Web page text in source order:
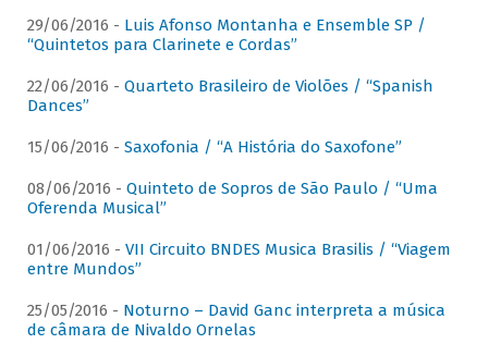
29/06/2016 - Luis Afonso Montanha e Ensemble SP /
“Quintetos para Clarinete e Cordas”
22/06/2016 - Quarteto Brasileiro de Violões / “Spanish
Dances”
15/06/2016 - Saxofonia / “A História do Saxofone”
08/06/2016 - Quinteto de Sopros de São Paulo / “Uma
Oferenda Musical”
01/06/2016 - VII Circuito BNDES Musica Brasilis / “Viagem
entre Mundos”
25/05/2016 - Noturno – David Ganc interpreta a música
de câmara de Nivaldo Ornelas